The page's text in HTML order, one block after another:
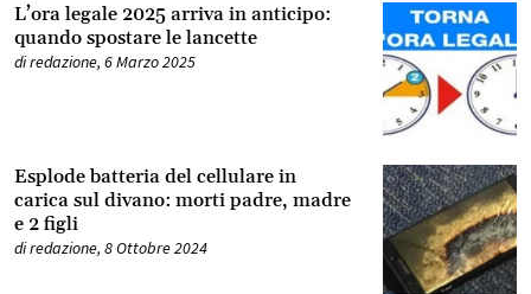
L’ora legale 2025 arriva in anticipo:
quando spostare le lancette
diredazione, 6 Marzo 2025
Esplode batteria del cellulare in
carica sul divano: morti padre, madre
e 2 figli
diredazione, 8 Ottobre 2024